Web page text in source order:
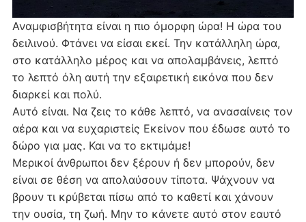
Αναμφισβήτητα είναι η πιο όμορφη ώρα! Η ώρα του
δειλινού. Φτάνει να είσαι εκεί. Την κατάλληλη ώρα,
στο κατάλληλο μέρος και να απολαμβάνεις, λεπτό
το λεπτό όλη αυτή την εξαιρετική εικόνα που δεν
διαρκεί και πολύ.
Αυτό είναι. Να ζεις το κάθε λεπτό, να ανασαίνεις τον
αέρα και να ευχαριστείς Εκείνον που έδωσε αυτό το
δώρο για μας. Και να το εκτιμάμε!
Μερικοί άνθρωποι δεν ξέρουν ή δεν μπορούν, δεν
είναι σε θέση να απολαύσουν τίποτα. Ψάχνουν να
βρουν τι κρύβεται πίσω από το καθετί και χάνουν
την ουσία, τη ζωή. Μην το κάνετε αυτό στον εαυτό